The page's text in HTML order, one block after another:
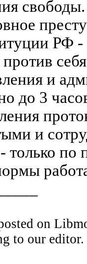
свободы.
РФ
против
и
до 3
и
по
on
to our editor.